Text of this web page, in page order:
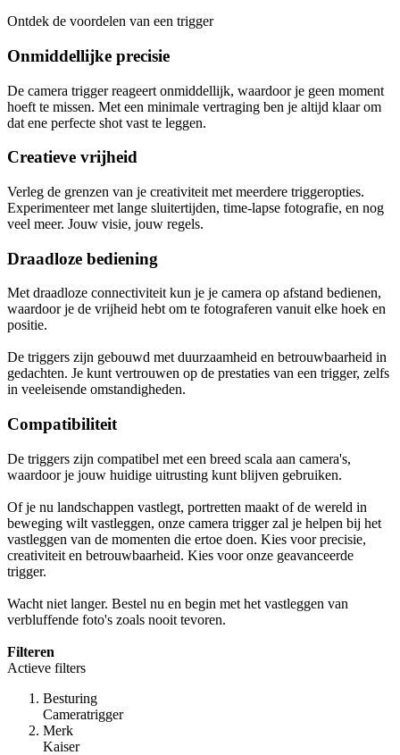
Ontdek de voordelen van een trigger
Onmiddellijke precisie
De camera trigger reageert onmiddellijk, waardoor je geen moment
hoeft te missen. Met een minimale vertraging ben je altijd klaar om
dat ene perfecte shot vast te leggen.
Creatieve vrijheid
Verleg de grenzen van je creativiteit met meerdere triggeropties.
Experimenteer met lange sluitertijden, time-lapse fotografie, en nog
veel meer. Jouw visie, jouw regels.
Draadloze bediening
Met draadloze connectiviteit kun je je camera op afstand bedienen,
waardoor je de vrijheid hebt om te fotograferen vanuit elke hoek en
positie.
De triggers zijn gebouwd met duurzaamheid en betrouwbaarheid in
gedachten. Je kunt vertrouwen op de prestaties van een trigger, zelfs
in veeleisende omstandigheden.
Compatibiliteit
De triggers zijn compatibel met een breed scala aan camera's,
waardoor je jouw huidige uitrusting kunt blijven gebruiken.
Of je nu landschappen vastlegt, portretten maakt of de wereld in
beweging wilt vastleggen, onze camera trigger zal je helpen bij het
vastleggen van de momenten die ertoe doen. Kies voor precisie,
creativiteit en betrouwbaarheid. Kies voor onze geavanceerde
trigger.
Wacht niet langer. Bestel nu en begin met het vastleggen van
verbluffende foto's zoals nooit tevoren.
Filteren
Actieve filters
Besturing
Cameratrigger
Merk
Kaiser